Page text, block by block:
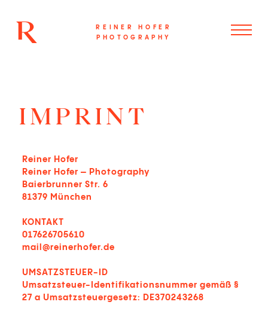
REINER HOFER
PHOTOGRAPHY
IMPRINT
Reiner Hofer
Reiner Hofer – Photography
Baierbrunner Str. 6
81379 München
KONTAKT
017626705610
mail@reinerhofer.de
UMSATZSTEUER-ID
Umsatzsteuer-Identifikationsnummer gemäß §
27 a Umsatzsteuergesetz: DE370243268